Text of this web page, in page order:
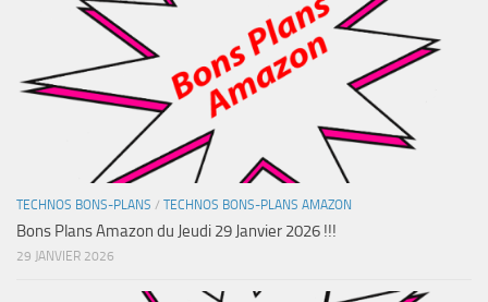
TECHNOS BONS-PLANS / TECHNOS BONS-PLANS AMAZON
Bons Plans Amazon du Jeudi 29 Janvier 2026 !!!
29 JANVIER 2026